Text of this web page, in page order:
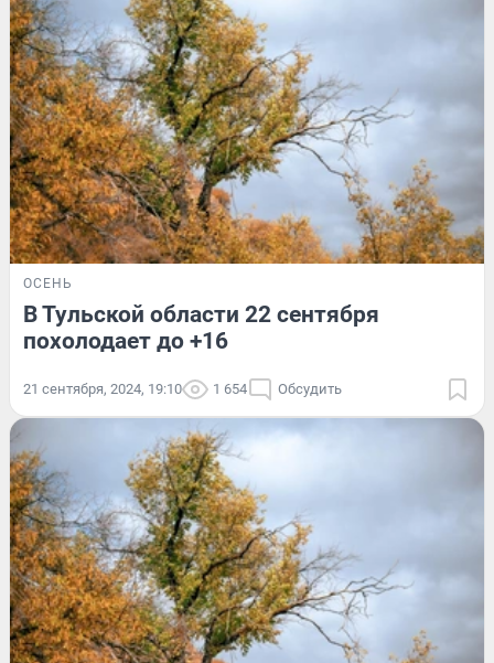
ОСЕНЬ
В Тульской области 22 сентября
похолодает до +16
21 сентября, 2024, 19:10 1 654 Обсудить